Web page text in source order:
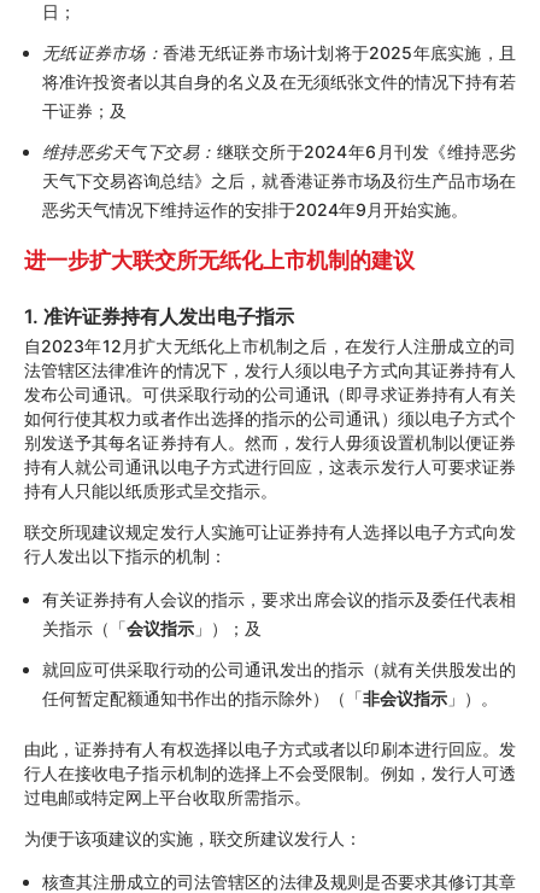
日；
无纸证券市场： 香港无纸证券市场计划将于2025年底实施，且
将准许投资者以其自身的名义及在无须纸张文件的情况下持有若
干证券；及
维持恶劣天气下交易： 继联交所于2024年6月刊发《维持恶劣
天气下交易咨询总结》之后，就香港证券市场及衍生产品市场在
恶劣天气情况下维持运作的安排于2024年9月开始实施。
进一步扩大联交所无纸化上市机制的建议
1. 准许证券持有人发出电子指示
自2023年12月扩大无纸化上市机制之后，在发行人注册成立的司
法管辖区法律准许的情况下，发行人须以电子方式向其证券持有人
发布公司通讯。可供采取行动的公司通讯（即寻求证券持有人有关
如何行使其权力或者作出选择的指示的公司通讯）须以电子方式个
别发送予其每名证券持有人。然而，发行人毋须设置机制以便证券
持有人就公司通讯以电子方式进行回应，这表示发行人可要求证券
持有人只能以纸质形式呈交指示。
联交所现建议规定发行人实施可让证券持有人选择以电子方式向发
行人发出以下指示的机制：
有关证券持有人会议的指示，要求出席会议的指示及委任代表相
关指示（「会议指示 」）；及
就回应可供采取行动的公司通讯发出的指示（就有关供股发出的
任何暂定配额通知书作出的指示除外）（「非会议指示 」）。
由此，证券持有人有权选择以电子方式或者以印刷本进行回应。发
行人在接收电子指示机制的选择上不会受限制。例如，发行人可透
过电邮或特定网上平台收取所需指示。
为便于该项建议的实施，联交所建议发行人：
核查其注册成立的司法管辖区的法律及规则是否要求其修订其章